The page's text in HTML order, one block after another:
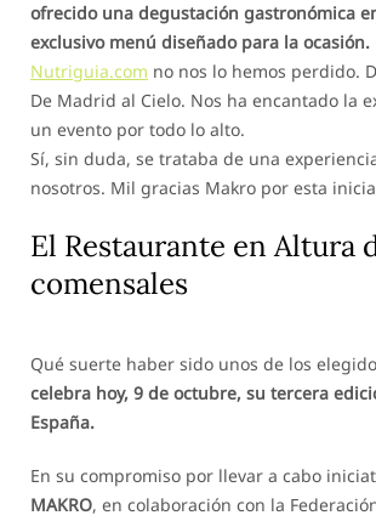
ofrecido una degustación gastronómica
exclusivo menú diseñado para la ocasión.
Nutriguia.com no nos lo hemos perdido.
De Madrid al Cielo. Nos ha encantado la
un evento por todo lo alto.
Sí, sin duda, se trataba de una
nosotros. Mil gracias Makro por esta
El Restaurante en Altura
comensales
Qué suerte haber sido unos de los
celebra hoy, 9 de octubre, su tercera
España.
En su compromiso por llevar a cabo
MAKRO, en colaboración con la